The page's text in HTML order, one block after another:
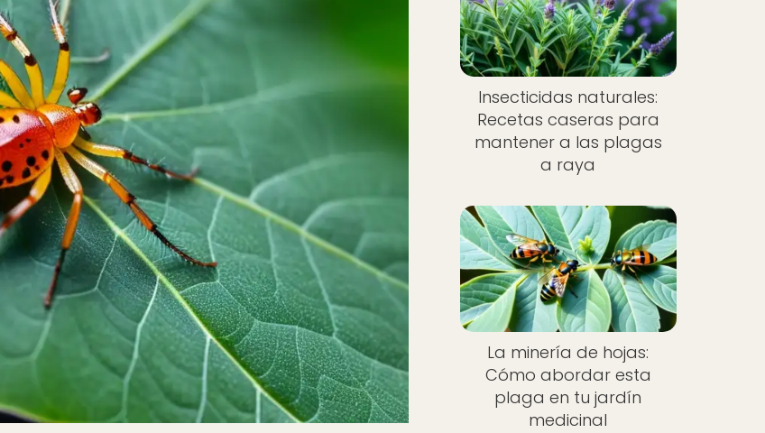
Insecticidas naturales:
Recetas caseras para
mantener a las plagas
a raya
La minería de hojas:
Cómo abordar esta
plaga en tu jardín
medicinal